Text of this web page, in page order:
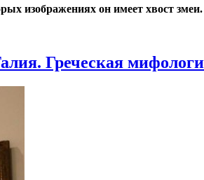
изображениях он имеет хвост змеи.
Греческая